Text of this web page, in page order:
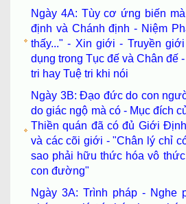
Ngày 4A: Tùy cơ ứng biến
định và Chánh định - Niệm
thấy..." - Xin giới - Truyền
dụng trong Tục đế và Chân đế
tri hay Tuệ tri khi nói
Ngày 3B: Đạo đức do con
do giác ngộ mà có - Mục đích
Thiền quán đã có đủ Giới
và các cõi giới - "Chân lý chỉ
sao phải hữu thức hóa vô
con đường"
Ngày 3A: Trình pháp - Nghe